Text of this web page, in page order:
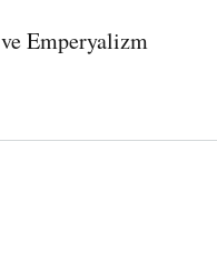
Emperyalizm